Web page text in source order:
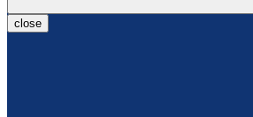
close